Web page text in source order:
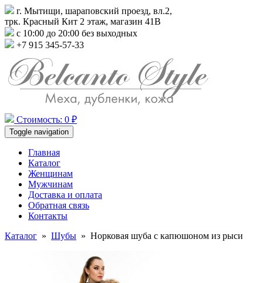
г. Мытищи, шараповский проезд, вл.2,
трк. Красный Кит 2 этаж, магазин 41В
с 10:00 до 20:00 без выходных
+7 915 345-57-33
Стоимость: 0 ₽
Toggle navigation
Главная
Каталог
Женщинам
Мужчинам
Доставка и оплата
Обратная связь
Контакты
Каталог » Шубы » Норковая шуба с капюшоном из рыси